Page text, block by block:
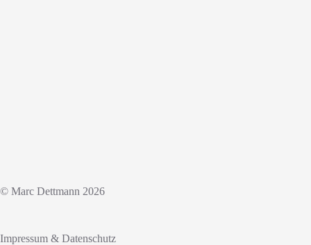
© Marc Dettmann 2026
Impressum & Datenschutz